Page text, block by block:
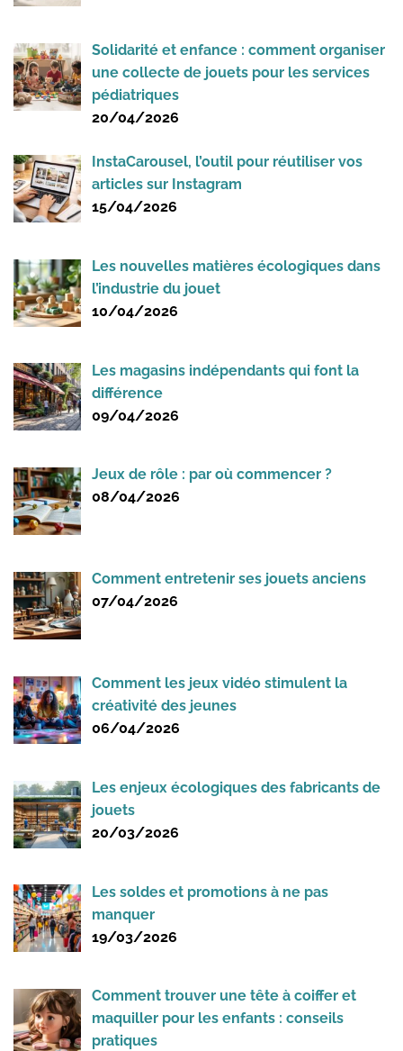
Solidarité et enfance : comment organiser
une collecte de jouets pour les services
pédiatriques
20/04/2026
InstaCarousel, l’outil pour réutiliser vos
articles sur Instagram
15/04/2026
Les nouvelles matières écologiques dans
l’industrie du jouet
10/04/2026
Les magasins indépendants qui font la
différence
09/04/2026
Jeux de rôle : par où commencer ?
08/04/2026
Comment entretenir ses jouets anciens
07/04/2026
Comment les jeux vidéo stimulent la
créativité des jeunes
06/04/2026
Les enjeux écologiques des fabricants de
jouets
20/03/2026
Les soldes et promotions à ne pas
manquer
19/03/2026
Comment trouver une tête à coiffer et
maquiller pour les enfants : conseils
pratiques